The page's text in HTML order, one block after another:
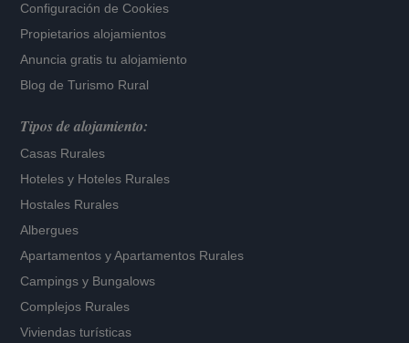
Configuración de Cookies
Propietarios alojamientos
Anuncia gratis tu alojamiento
Blog de Turismo Rural
Tipos de alojamiento:
Casas Rurales
Hoteles y Hoteles Rurales
Hostales Rurales
Albergues
Apartamentos yApartamentos Rurales
Campings y Bungalows
Complejos Rurales
Viviendas turísticas